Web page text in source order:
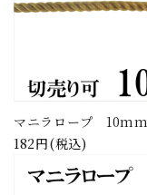
マニラロープ 10mm
182円(税込)